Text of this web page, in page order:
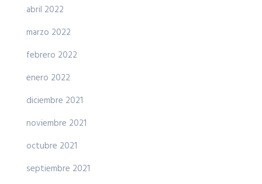
abril 2022
marzo 2022
febrero 2022
enero 2022
diciembre 2021
noviembre 2021
octubre 2021
septiembre 2021